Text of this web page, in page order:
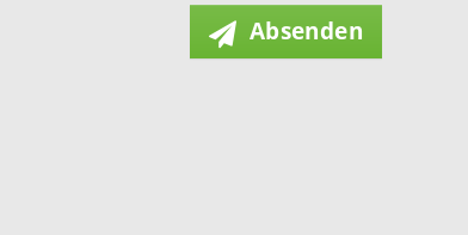
Absenden